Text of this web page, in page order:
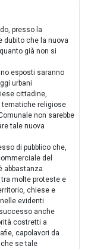
presso la
dubito che la nuova
già non si
esposti saranno
urbani
cittadine,
tematiche religiose
non sarebbe
tale nuova
di pubblico che,
del
abbastanza
molte proteste e
chiese e
evidenti
anche
costretti a
capolavori da
se tale